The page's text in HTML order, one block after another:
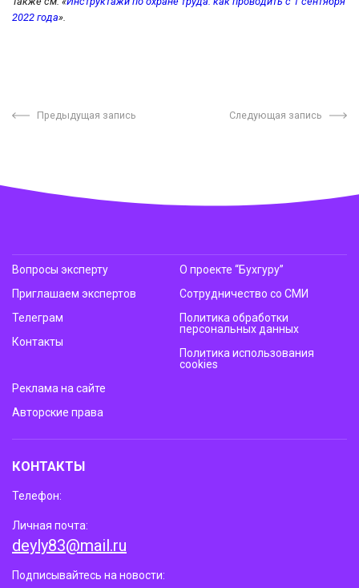
2022 года».
Предыдущая запись Следующая запись
Вопросы эксперту
Приглашаем экспертов
Телеграм
Контакты
О проекте “Бухгуру”
Сотрудничество со СМИ
Политика обработки
персональных данных
Политика использования
cookies
Реклама на сайте
Авторские права
КОНТАКТЫ
Телефон:
Личная почта:
deyly83@mail.ru
Подписывайтесь на новости: